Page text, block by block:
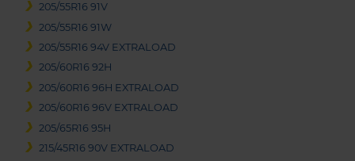
205/55R16 91V
205/55R16 91W
205/55R16 94V EXTRALOAD
205/60R16 92H
205/60R16 96H EXTRALOAD
205/60R16 96V EXTRALOAD
205/65R16 95H
215/45R16 90V EXTRALOAD